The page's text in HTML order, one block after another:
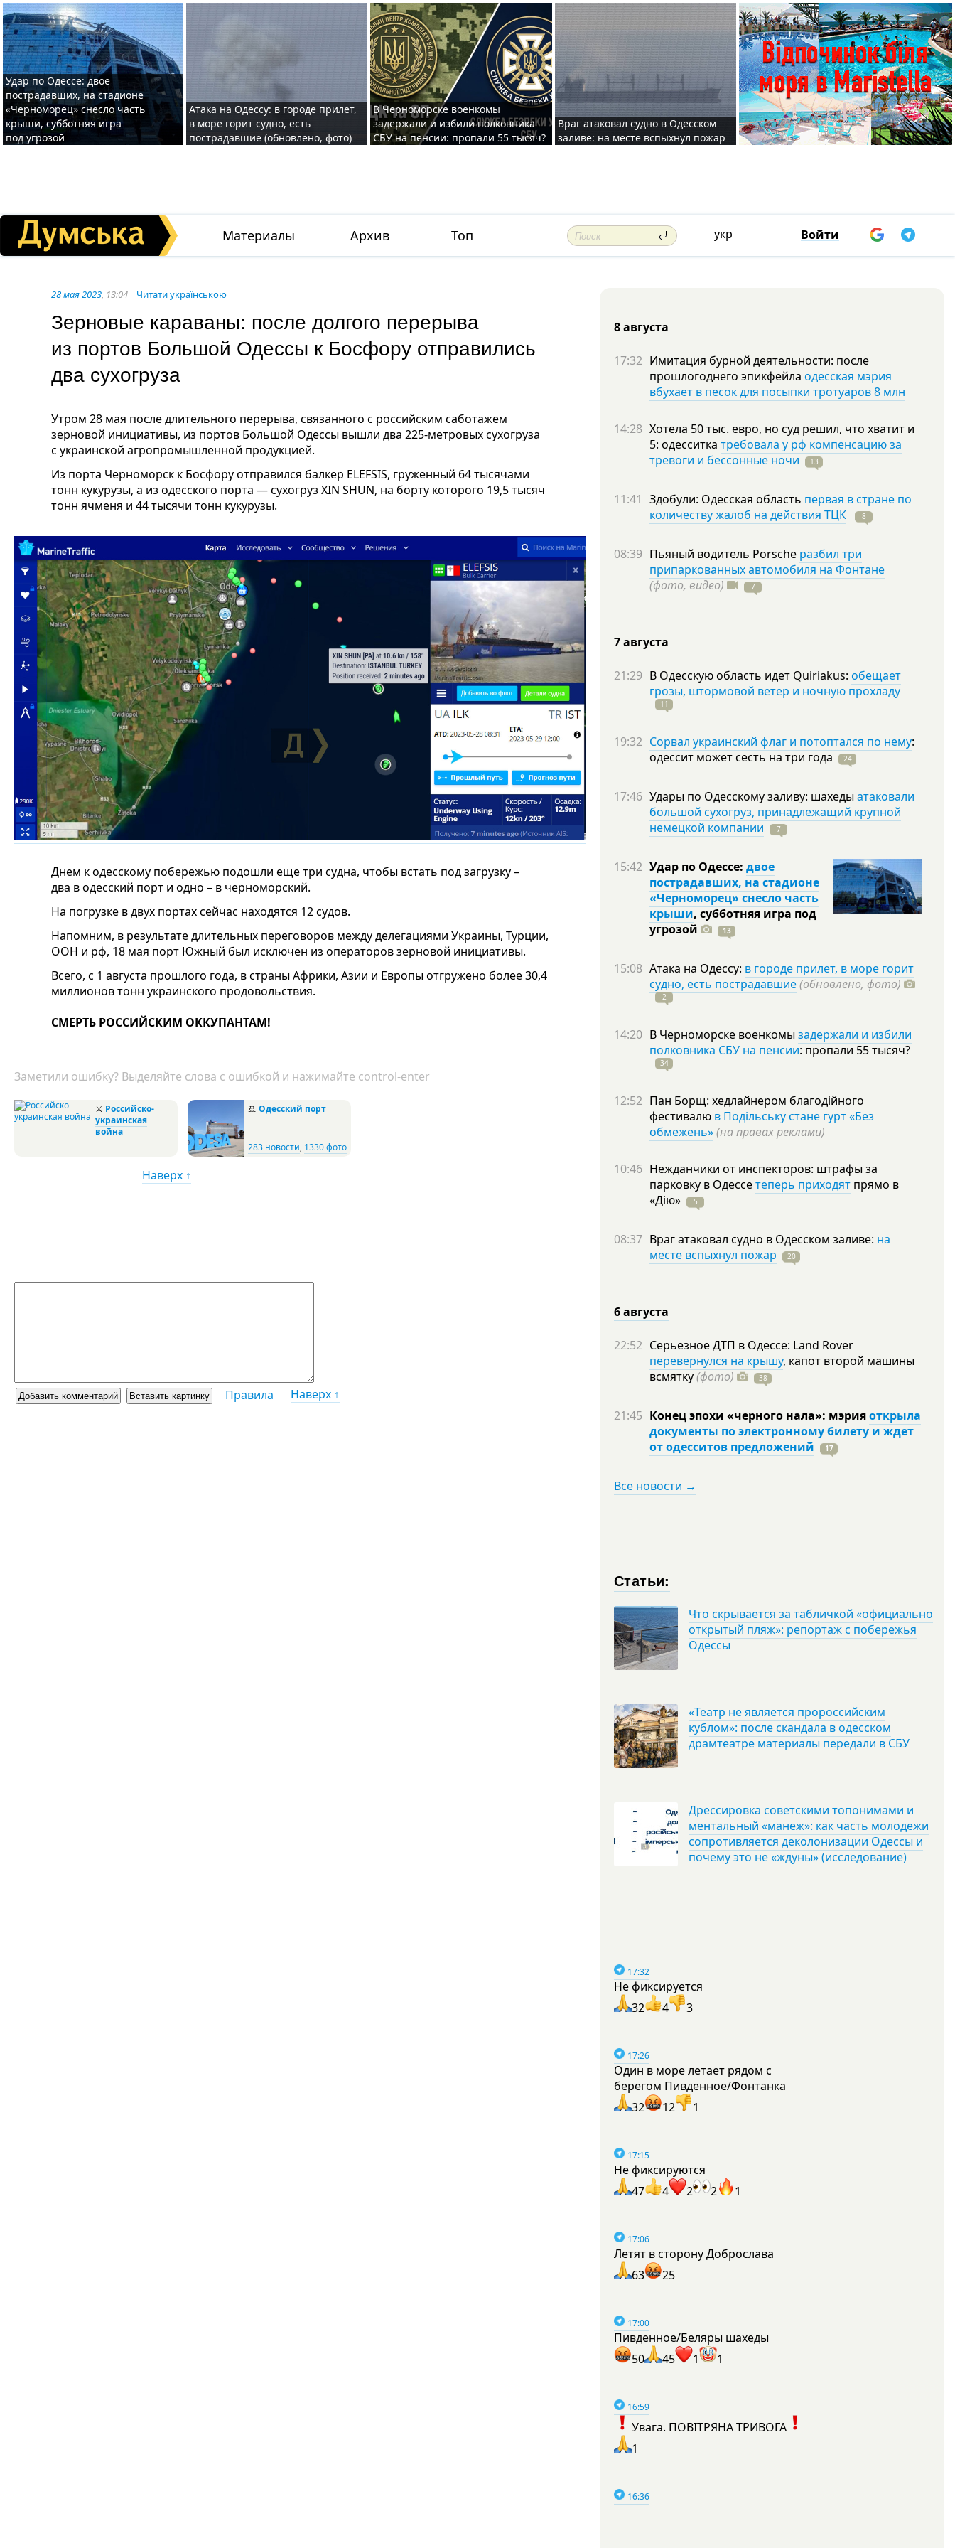
Удар по Одессе: двое
пострадавших, на стадионе
«Черноморец» снесло часть
крыши, субботняя игра
под угрозой
Атака на Одессу: в городе прилет,
в море горит судно, есть
пострадавшие (обновлено, фото)
В Черноморске военкомы
задержали и избили полковника
СБУ на пенсии: пропали 55 тысяч?
Враг атаковал судно в Одесском
заливе: на месте вспыхнул пожар
Материалы Архив Топ укр Войти
28 мая 2023, 13:04 Читати українською
Зерновые караваны: после долгого перерыва
из портов Большой Одессы к Босфору отправились
два сухогруза
Утром 28 мая после длительного перерыва, связанного с российским саботажем
зерновой инициативы, из портов Большой Одессы вышли два 225-метровых сухогруза
с украинской агропромышленной продукцией.
Из порта Черноморск к Босфору отправился балкер ELEFSIS, груженный 64 тысячами
тонн кукурузы, а из одесского порта — сухогруз XIN SHUN, на борту которого 19,5 тысяч
тонн ячменя и 44 тысячи тонн кукурузы.
Днем к одесскому побережью подошли еще три судна, чтобы встать под загрузку –
два в одесский порт и одно – в черноморский.
На погрузке в двух портах сейчас находятся 12 судов.
Напомним, в результате длительных переговоров между делегациями Украины, Турции,
ООН и рф, 18 мая порт Южный был исключен из операторов зерновой инициативы.
Всего, с 1 августа прошлого года, в страны Африки, Азии и Европы отгружено более 30,4
миллионов тонн украинского продовольствия.
СМЕРТЬ РОССИЙСКИМ ОККУПАНТАМ!
Заметили ошибку? Выделяйте слова с ошибкой и нажимайте control-enter
⚔ Российско-
украинская
война
🚢 Одесский порт
283 новости, 1330 фото
Наверх ↑
Правила Наверх ↑
8 августа
17:32 Имитация бурной деятельности: после
прошлогоднего эпикфейла одесская мэрия
вбухает в песок для посыпки тротуаров 8 млн
14:28 Хотела 50 тыс. евро, но суд решил, что хватит и
5: одесситка требовала у рф компенсацию за
тревоги и бессонные ночи
13
11:41 Здобули: Одесская область первая в стране по
количеству жалоб на действия ТЦК
8
08:39 Пьяный водитель Porsche разбил три
припаркованных автомобиля на Фонтане
(фото, видео)
7
7 августа
21:29 В Одесскую область идет Quiriakus: обещает
грозы, штормовой ветер и ночную прохладу
11
19:32 Сорвал украинский флаг и потоптался по нему:
одессит может сесть на три года 24
17:46 Удары по Одесскому заливу: шахеды атаковали
большой сухогруз, принадлежащий крупной
немецкой компании
7
15:42 Удар по Одессе: двое
пострадавших, на стадионе
«Черноморец» снесло часть
крыши, субботняя игра под
угрозой
13
15:08 Атака на Одессу: в городе прилет, в море горит
судно, есть пострадавшие(обновлено, фото)
2
14:20 В Черноморске военкомы задержали и избили
полковника СБУ на пенсии: пропали 55тысяч?
34
12:52 Пан Борщ: хедлайнером благодійного
фестивалю в Подільську стане гурт «Без
обмежень»(на правах реклами)
10:46 Нежданчики от инспекторов: штрафы за
парковку в Одессетеперь приходят прямо в
«Дію»
5
08:37 Враг атаковал судно в Одесском заливе: на
месте вспыхнул пожар
20
6 августа
22:52 Серьезное ДТП в Одессе: Land Rover
перевернулся на крышу, капот второй машины
всмятку(фото) 38
21:45 Конец эпохи «черного нала»: мэрияоткрыла
документы по электронному билету и ждет
от одесситов предложений
17
Все новости →
Статьи:
Что скрывается за табличкой «официально
открытый пляж»: репортаж с побережья
Одессы
«Театр не является пророссийским
кублом»: после скандала в одесском
драмтеатре материалы передали в СБУ
Дрессировка советскими топонимами и
ментальный «манеж»: как часть молодежи
сопротивляется деколонизации Одессы и
почему это не «ждуны» (исследование)
17:32
Не фиксируется
32
4 3
17:26
Один в море летает рядом с
берегом Пивденное/Фонтанка
32
12 1
17:15
Не фиксируются
47
4 2 2 1
17:06
Летят в сторону Доброслава
63
25
17:00
Пивденное/Беляры шахеды
50
45 1 1
16:59
Увага. ПОВІТРЯНА ТРИВОГА
1
16:36